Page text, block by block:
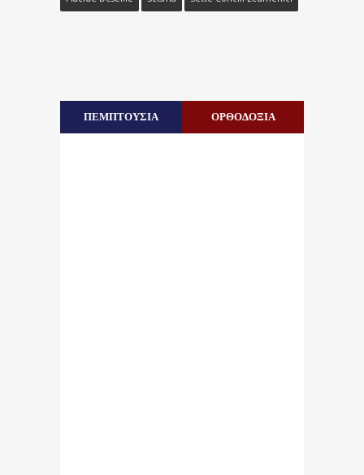
ΠΕΜΠΤΟΥΣΙΑ ΟΡΘΟΔΟΞΙΑ